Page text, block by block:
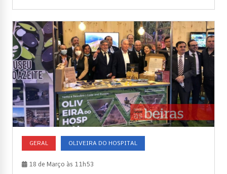
GERAL OLIVEIRA DO HOSPITAL
18 de Março às 11h53